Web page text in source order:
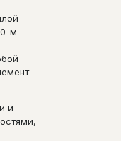
м
и